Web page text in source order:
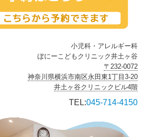
小児科・アレルギー科
ぽにーこどもクリニック井土ヶ谷
〒232-0072
神奈川県横浜市南区永田東1丁目3-20
井土ヶ谷クリニックビル4階
TEL:045-714-4150